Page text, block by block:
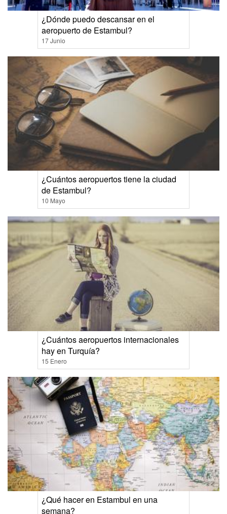
¿Dónde puedo descansar en el
aeropuerto de Estambul?
17 Junio
¿Cuántos aeropuertos tiene la ciudad
de Estambul?
10 Mayo
¿Cuántos aeropuertos internacionales
hay en Turquía?
15 Enero
¿Qué hacer en Estambul en una
semana?